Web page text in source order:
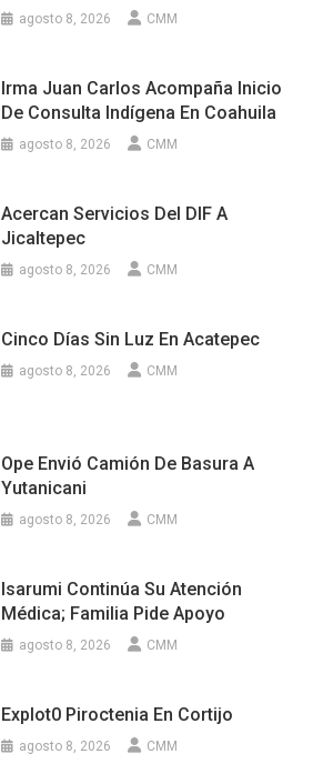
agosto 8, 2026 CMM
Irma Juan Carlos Acompaña Inicio
De Consulta Indígena En Coahuila
agosto 8, 2026 CMM
Acercan Servicios Del DIF A
Jicaltepec
agosto 8, 2026 CMM
Cinco Días Sin Luz En Acatepec
agosto 8, 2026 CMM
Ope Envió Camión De Basura A
Yutanicani
agosto 8, 2026 CMM
Isarumi Continúa Su Atención
Médica; Familia Pide Apoyo
agosto 8, 2026 CMM
Explot0 Piroctenia En Cortijo
agosto 8, 2026 CMM